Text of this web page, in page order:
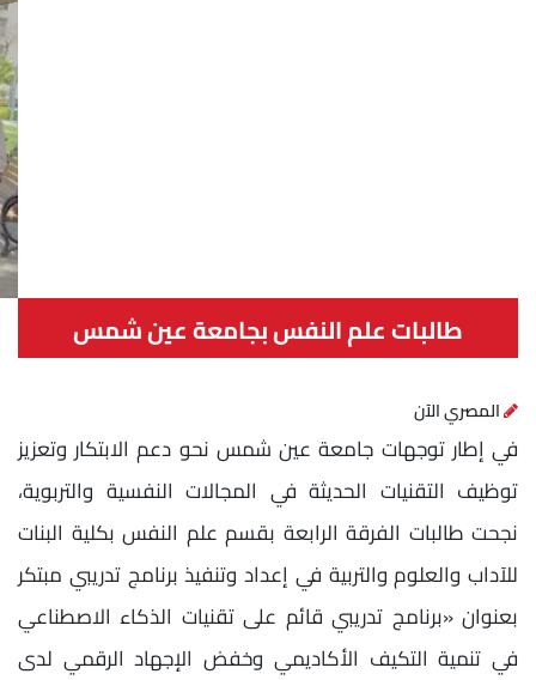
طالبات علم النفس بجامعة عين شمس
المصري الآن
في إطار توجهات جامعة عين شمس نحو دعم الابتكار وتعزيز
توظيف التقنيات الحديثة في المجالات النفسية والتربوية،
نجحت طالبات الفرقة الرابعة بقسم علم النفس بكلية البنات
للآداب والعلوم والتربية في إعداد وتنفيذ برنامج تدريبي مبتكر
بعنوان «برنامج تدريبي قائم على تقنيات الذكاء الاصطناعي
في تنمية التكيف الأكاديمي وخفض الإجهاد الرقمي لدى